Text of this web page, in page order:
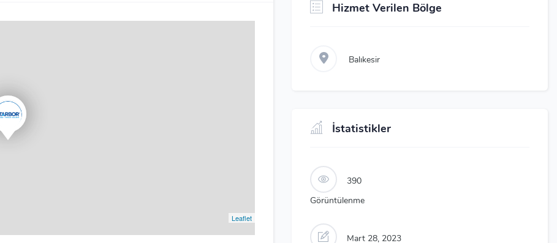
Leaflet
Hizmet Verilen Bölge
Balıkesir
İstatistikler
390
Görüntülenme
Mart 28, 2023